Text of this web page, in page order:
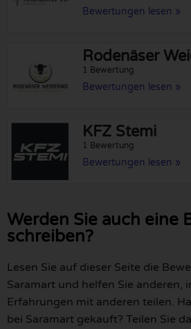
Bewertungen lesen »
Rodenäser
1 Bewertung
Bewertungen lesen »
KFZ Stemi
1 Bewertung
Bewertungen lesen »
Werden Sie auch eine
schreiben?
Lesen Sie auf dieser Seite die
Saramart und helfen Sie anderen,
Erfahrungen mit anderen teilen.
bei Saramart gekauft? Teilen Sie